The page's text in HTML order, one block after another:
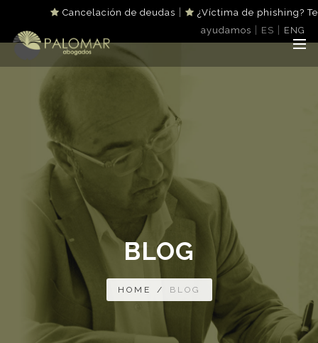
Cancelación de deudas
¿Víctima de phishing? Te
ayudamos
ES ENG
BLOG
HOME / BLOG